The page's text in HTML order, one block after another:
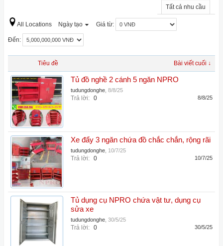
Tất cả nhu cầu
All Locations Ngày tạo Giá từ:
Đến:
Tiêu đề Bài viết cuối ↓
Tủ đồ nghề 2 cánh 5 ngăn NPRO
tudungdonghe 8/8/25
Trả lời: 0 8/8/25
Xe đẩy 3 ngăn chứa đồ chắc chắn, rộng rãi
tudungdonghe 10/7/25
Trả lời: 0 10/7/25
Tủ dụng cụ NPRO chứa vật tư, dụng cụ
sửa xe
tudungdonghe 30/5/25
Trả lời: 0 30/5/25